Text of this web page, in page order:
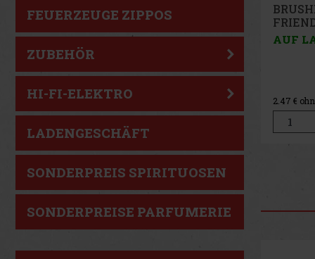
FEUERZEUGE ZIPPOS
ZUBEHÖR
HI-FI-ELEKTRO
LADENGESCHÄFT
SONDERPREIS SPIRITUOSEN
SONDERPREISE PARFUMERIE
HAIR
AUF
2.22 €